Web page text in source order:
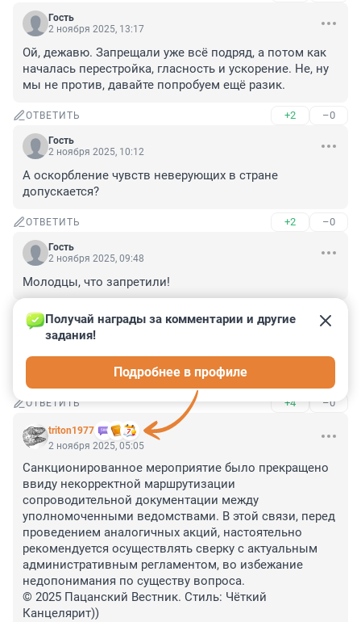
Гость
2 ноября 2025, 13:17
Ой, дежавю. Запрещали уже всё подряд, а потом как
началась перестройка, гласность и ускорение. Не, ну
мы не против, давайте попробуем ещё разик.
ОТВЕТИТЬ +2 –0
Гость
2 ноября 2025, 10:12
А оскорбление чувств неверующих в стране
допускается?
ОТВЕТИТЬ +2 –0
Гость
2 ноября 2025, 09:48
Молодцы, что запретили!
ОТВЕТИТЬ –7
Гость
ОТВЕТИТЬ +4 –0
triton1977
Получай награды за комментарии и другие
задания!
Подробнее в профиле
2 ноября 2025, 05:05
Санкционированное мероприятие было прекращено
ввиду некорректной маршрутизации
сопроводительной документации между
уполномоченными ведомствами. В этой связи, перед
проведением аналогичных акций, настоятельно
рекомендуется осуществлять сверку с актуальным
административным регламентом, во избежание
недопонимания по существу вопроса.
© 2025 Пацанский Вестник. Стиль: Чёткий
Канцелярит))